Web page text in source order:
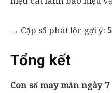
→ Cặp số phát lộc gợi ý:
Tổng kết
Con số may mắn ngày